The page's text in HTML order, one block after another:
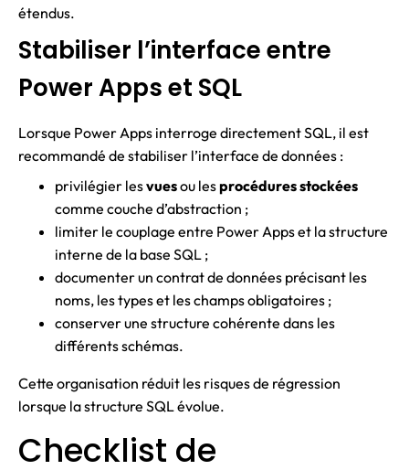
étendus.
Stabiliser l’interface entre
Power Apps et SQL
Lorsque Power Apps interroge directement SQL, il est
recommandé de stabiliser l’interface de données :
privilégier lesvuesou lesprocédures stockées
comme couche d’abstraction ;
limiter le couplage entre Power Apps et la structure
interne de la base SQL ;
documenter un contrat de données précisant les
noms, les types et les champs obligatoires ;
conserver une structure cohérente dans les
différents schémas.
Cette organisation réduit les risques de régression
lorsque la structure SQL évolue.
Checklist de